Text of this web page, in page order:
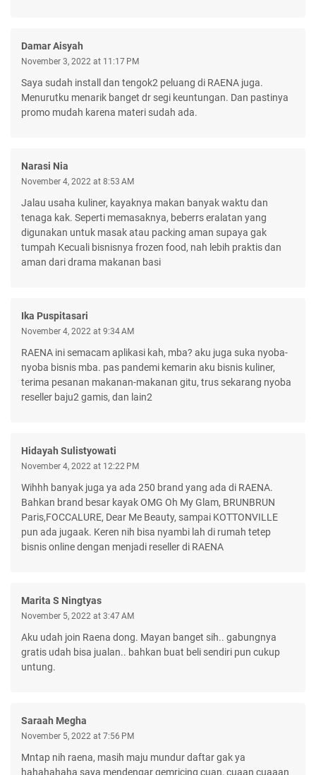
Damar Aisyah
November 3, 2022 at 11:17 PM
Saya sudah install dan tengok2 peluang di RAENA juga.
Menurutku menarik banget dr segi keuntungan. Dan pastinya
promo mudah karena materi sudah ada.
Narasi Nia
November 4, 2022 at 8:53 AM
Jalau usaha kuliner, kayaknya makan banyak waktu dan
tenaga kak. Seperti memasaknya, beberrs eralatan yang
digunakan untuk masak atau packing aman supaya gak
tumpah Kecuali bisnisnya frozen food, nah lebih praktis dan
aman dari drama makanan basi
Ika Puspitasari
November 4, 2022 at 9:34 AM
RAENA ini semacam aplikasi kah, mba? aku juga suka nyoba-
nyoba bisnis mba. pas pandemi kemarin aku bisnis kuliner,
terima pesanan makanan-makanan gitu, trus sekarang nyoba
reseller baju2 gamis, dan lain2
Hidayah Sulistyowati
November 4, 2022 at 12:22 PM
Wihhh banyak juga ya ada 250 brand yang ada di RAENA.
Bahkan brand besar kayak OMG Oh My Glam, BRUNBRUN
Paris,FOCCALURE, Dear Me Beauty, sampai KOTTONVILLE
pun ada jugaak. Keren nih bisa nyambi lah di rumah tetep
bisnis online dengan menjadi reseller di RAENA
Marita S Ningtyas
November 5, 2022 at 3:47 AM
Aku udah join Raena dong. Mayan banget sih.. gabungnya
gratis udah bisa jualan.. bahkan buat beli sendiri pun cukup
untung.
Saraah Megha
November 5, 2022 at 7:56 PM
Mntap nih raena, masih maju mundur daftar gak ya
hahahahaha saya mendengar gemricing cuan, cuaan cuaaan